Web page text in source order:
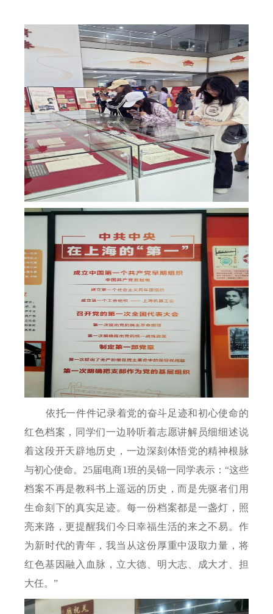
依托一件件记录着党的奋斗足迹和初心使命的
红色档案，同学们一边聆听着志愿讲解员细细述说
着这段开天辟地历史，一边深刻体悟党的精神根脉
与初心使命。 25届电商1班的吴锦一同学表示：“这些
档案不再是教科书上遥远的历史，而是先驱者们用
生命刻下的真实足迹。每一份档案都是一盏灯，照
亮来路，更提醒我们今日幸福生活的来之不易。作
为新时代的青年，我当从这份厚重中汲取力量，将
红色基因融入血脉，立大德、明大志、成大才、担
大任。”